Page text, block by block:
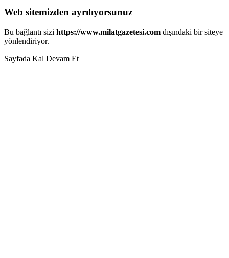
Web sitemizden ayrılıyorsunuz
Bu bağlantı sizi https://www.milatgazetesi.com dışındaki bir siteye
yönlendiriyor.
Sayfada Kal Devam Et